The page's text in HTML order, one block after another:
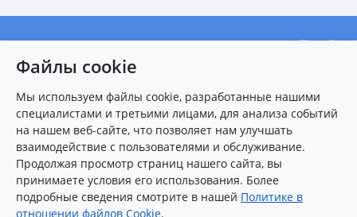
О центре
Новости
Пациентам
Карта сайта
Контакты
8 (8412) 25-54-77(многоканальный)
Файлы cookie
Мы используем файлы cookie, разработанные нашими
специалистами и третьими лицами, для анализа событий
на нашем веб-сайте, что позволяет нам улучшать
взаимодействие с пользователями и обслуживание.
Продолжая просмотр страниц нашего сайта, вы
принимаете условия его использования. Более
подробные сведения смотрите в нашей Политике в
отношении файлов Cookie.